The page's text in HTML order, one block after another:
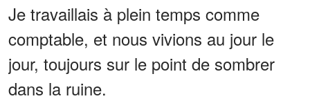
Je travaillais à plein temps comme
comptable, et nous vivions au jour le
jour, toujours sur le point de sombrer
dans la ruine.